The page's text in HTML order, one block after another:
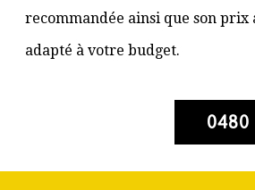
recommandée ainsi que son
adapté à votre budget.
0480